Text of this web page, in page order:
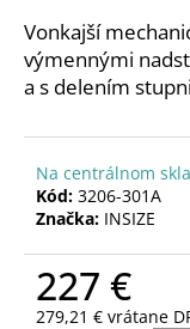
Vonkajší
výmennými
a s delením
Na centrálnom
Kód: 3206-301A
Značka: INSIZE
227 €
279,21 € vrátane
O
d
o
ú
a
m
e